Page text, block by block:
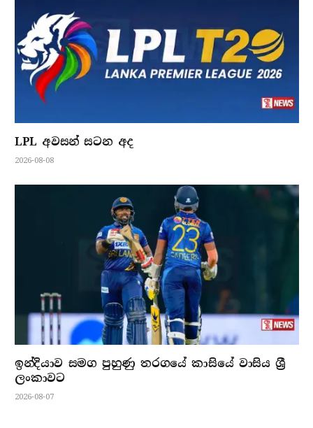
LPL අවසන් සටන අද
2026-08-08
ඉන්දියාව සමග පුහුණු තරගයේ කාසියේ වාසිය ශ්‍රී
ලංකාවට
2026-08-07